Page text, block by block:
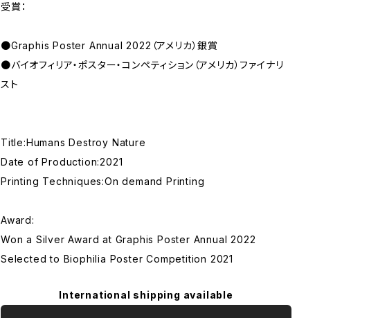
受賞：
●Graphis Poster Annual 2022（アメリカ）銀賞
●バイオフィリア・ポスター・コンペティション（アメリカ）ファイナリ
スト
Title:Humans Destroy Nature
Date of Production:2021
Printing Techniques:On demand Printing
Award:
Won a Silver Award at Graphis Poster Annual 2022
Selected to Biophilia Poster Competition 2021
International shipping available